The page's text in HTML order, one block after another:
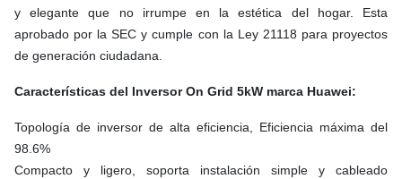
y elegante que no irrumpe en la estética del hogar. Esta
aprobado por la SEC y cumple con la Ley 21118 para proyectos
de generación ciudadana.
Características del Inversor On Grid 5kW marca Huawei:
Topología de inversor de alta eficiencia, Eficiencia máxima del
98.6%
Compacto y ligero, soporta instalación simple y cableado